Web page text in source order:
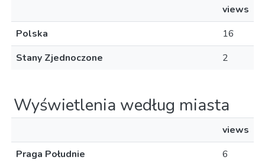
views
Polska
16
Stany Zjednoczone
2
Wyświetlenia według miasta
views
Praga Południe
6